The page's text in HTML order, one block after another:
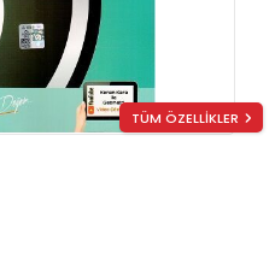
TÜM ÖZELLİKLER